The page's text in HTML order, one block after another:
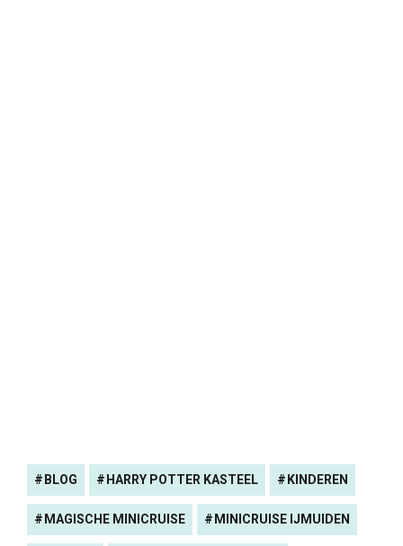
BLOG HARRY POTTER KASTEEL KINDEREN
MAGISCHE MINICRUISE MINICRUISE IJMUIDEN